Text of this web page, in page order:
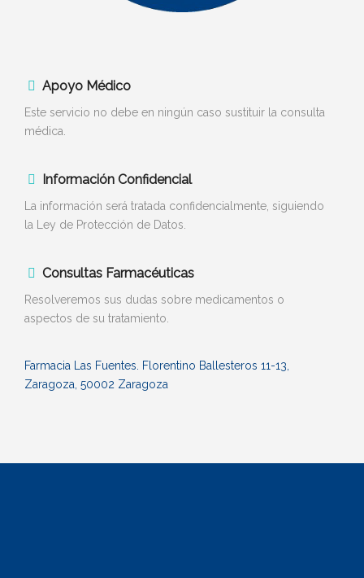
Apoyo Médico
Este servicio no debe en ningún caso sustituir la consulta
médica.
Información Confidencial
La información será tratada confidencialmente, siguiendo
la Ley de Protección de Datos.
Consultas Farmacéuticas
Resolveremos sus dudas sobre medicamentos o
aspectos de su tratamiento.
Farmacia Las Fuentes. Florentino Ballesteros 11-13,
Zaragoza, 50002 Zaragoza